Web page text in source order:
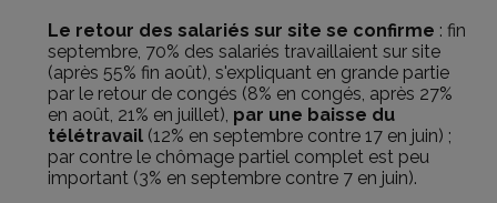
Le retour des salariés sur site se confirme : fin
septembre, 70% des salariés travaillaient sur site
(après 55% fin août), s'expliquant en grande partie
par le retour de congés (8% en congés, après 27%
en août, 21% en juillet), par une baisse du
télétravail (12% en septembre contre 17 en juin) ;
par contre le chômage partiel complet est peu
important (3% en septembre contre 7 en juin).